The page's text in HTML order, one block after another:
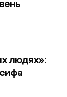
людях»: